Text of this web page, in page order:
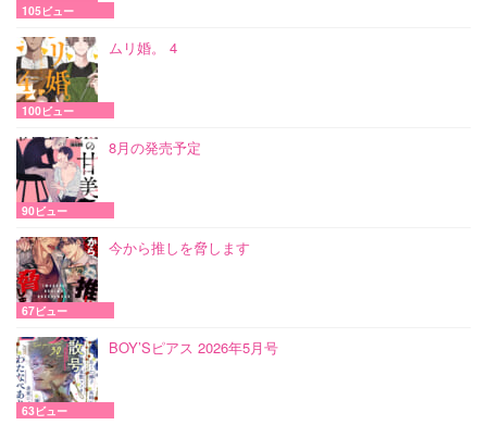
105ビュー
ムリ婚。 4
100ビュー
8月の発売予定
90ビュー
今から推しを脅します
67ビュー
BOY’Sピアス 2026年5月号
63ビュー